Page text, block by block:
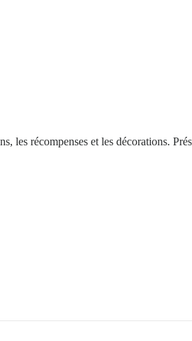
les récompenses et les décorations.